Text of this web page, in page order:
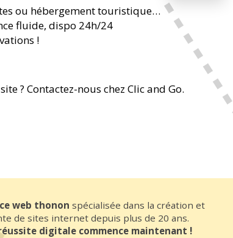
ou hébergement touristique…
fluide, dispo 24h/24
!
? Contactez-nous chez Clic and Go.
web thonon spécialisée dans la création et
de sites internet depuis plus de 20 ans.
digitale commence maintenant !